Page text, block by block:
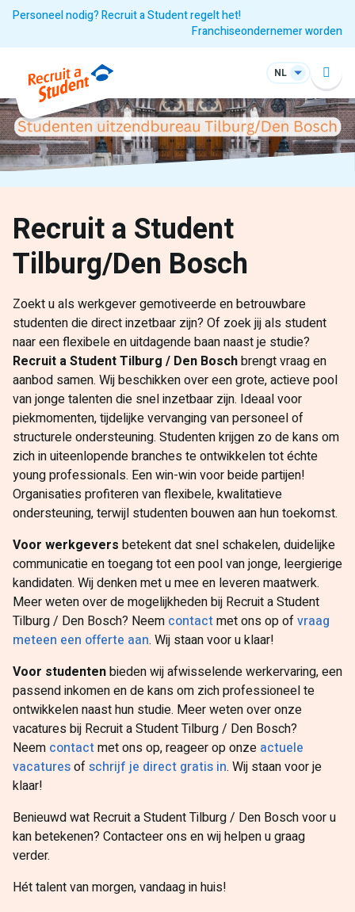
Personeel nodig? Recruit a Student regelt het!
Franchiseondernemer worden
NL
Recruit a Student
Tilburg/Den Bosch
Zoekt u als werkgever gemotiveerde en betrouwbare
studenten die direct inzetbaar zijn? Of zoek jij als student
naar een flexibele en uitdagende baan naast je studie?
Recruit a Student Tilburg / Den Boschbrengt vraag en
aanbod samen. Wij beschikken over een grote, actieve pool
van jonge talenten die snel inzetbaar zijn. Ideaal voor
piekmomenten, tijdelijke vervanging van personeel of
structurele ondersteuning. Studenten krijgen zo de kans om
zich in uiteenlopende branches te ontwikkelen tot échte
young professionals. Een win-win voor beide partijen!
Organisaties profiteren van flexibele, kwalitatieve
ondersteuning, terwijl studenten bouwen aan hun toekomst.
Voor werkgevers betekent dat snel schakelen, duidelijke
communicatie en toegang tot een pool van jonge, leergierige
kandidaten. Wij denken met u mee en leveren maatwerk.
Meer weten over de mogelijkheden bij Recruit a Student
Tilburg / Den Bosch? Neem contactmet ons op ofvraag
meteen een offerte aan. Wij staan voor u klaar!
Voor studentenbieden wij afwisselende werkervaring, een
passend inkomen en de kans om zich professioneel te
ontwikkelen naast hun studie. Meer weten over onze
vacatures bij Recruit a Student Tilburg / Den Bosch?
Neem contactmet ons op, reageer op onze actuele
vacaturesofschrijf je direct gratis in. Wij staan voor je
klaar!
Benieuwd wat Recruit a Student Tilburg / Den Bosch voor u
kan betekenen? Contacteer ons en wij helpen u graag
verder.
Hét talent van morgen, vandaag in huis!